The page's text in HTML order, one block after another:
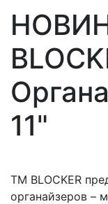
11"
TM BLOCKER
органайзеров –